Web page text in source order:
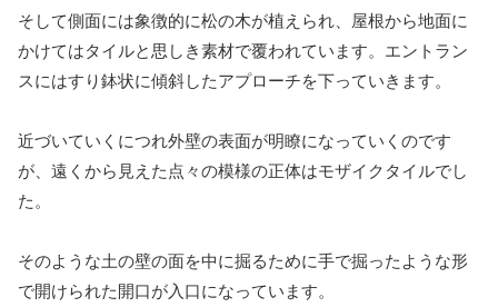
そして側面には象徴的に松の木が植えられ、屋根から地面に
かけてはタイルと思しき素材で覆われています。エントラン
スにはすり鉢状に傾斜したアプローチを下っていきます。
近づいていくにつれ外壁の表面が明瞭になっていくのです
が、遠くから見えた点々の模様の正体はモザイクタイルでし
た。
そのような土の壁の面を中に掘るために手で掘ったような形
で開けられた開口が入口になっています。